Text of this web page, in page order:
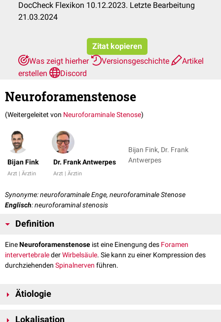
DocCheck Flexikon 10.12.2023. Letzte Bearbeitung
21.03.2024
Zitat kopieren
Was zeigt hierher
Versionsgeschichte
Artikel
erstellen
Discord
Neuroforamenstenose
(Weitergeleitet von Neuroforaminale Stenose)
Bijan Fink
Arzt | Ärztin
Dr. Frank Antwerpes
Arzt | Ärztin
Bijan Fink, Dr. Frank
Antwerpes
Synonyme: neuroforaminale Enge, neuroforaminale Stenose
Englisch: neuroforaminal stenosis
Definition
EineNeuroforamenstenose ist eine Einengung des Foramen
intervertebralederWirbelsäule. Sie kann zu einer Kompression des
durchziehenden Spinalnerven führen.
Ätiologie
Veränderungen wie:
Lokalisation